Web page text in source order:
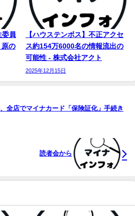
委員
原の
【ハウステンボス】不正アクセ
ス約154万6000名の情報流出の
可能性 - 株式会社アクト
2025年12月15日
全店でマイナカード「保険証化」手続き
読者会から